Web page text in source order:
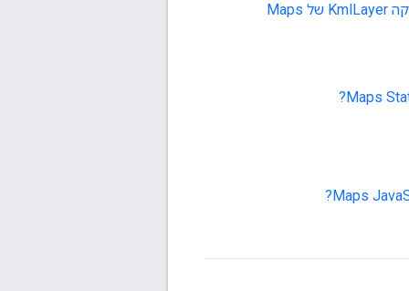
מהן המגבלות על הגודל והמורכבות של קובצי KML שאפשר להציג באמצעות המחלקה KmlLayer של Maps